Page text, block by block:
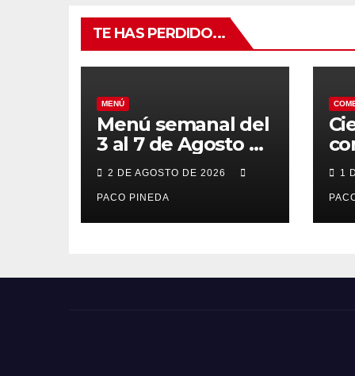
TE HAS PERDIDO...
MENÚ
Menú semanal del
3 al 7 de Agosto de
2026
2 DE AGOSTO DE 2026
PACO PINEDA
71